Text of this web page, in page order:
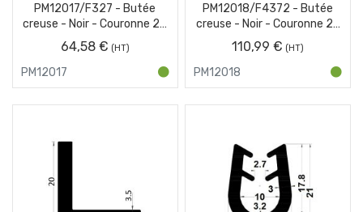
PM12017/F327 - Butée
creuse - Noir - Couronne 25
m
64,58 €
PM12017
PM12018/F4372 - Butée
creuse - Noir - Couronne 25
m
110,99 €
PM12018